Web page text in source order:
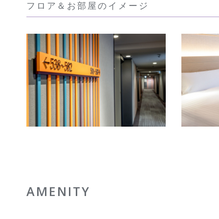
フロア＆お部屋のイメージ
AMENITY